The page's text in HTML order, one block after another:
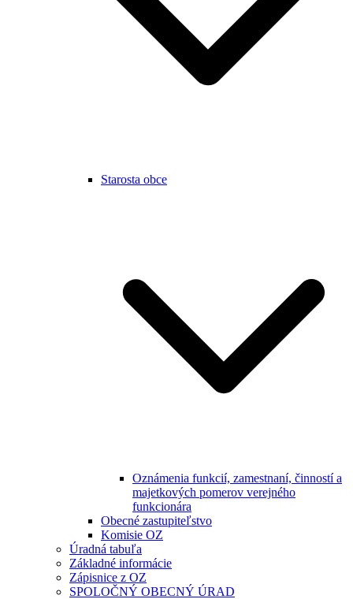
Starosta obce
Oznámenia funkcií, zamestnaní, činností a
majetkových pomerov verejného
funkcionára
Obecné zastupiteľstvo
Komisie OZ
Úradná tabuľa
Základné informácie
Zápisnice z OZ
SPOLOČNÝ OBECNÝ ÚRAD